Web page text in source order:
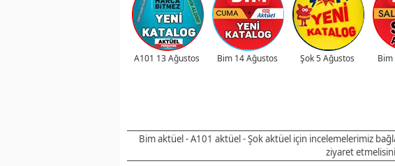
A101 13 Ağustos Bim 14 Ağustos Şok 5 Ağustos Bim
Bim aktüel - A101 aktüel - Şok aktüel için incelemelerimiz
ziyaret